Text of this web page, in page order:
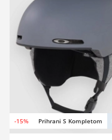
-15% Prihrani S Kompletom